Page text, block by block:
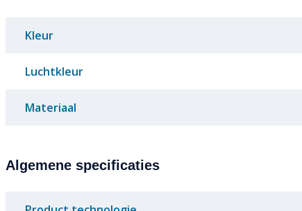
Kleur
Luchtkleur
Materiaal
Algemene specificaties